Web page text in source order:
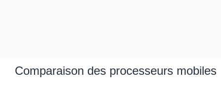
Comparaison des processeurs mobiles